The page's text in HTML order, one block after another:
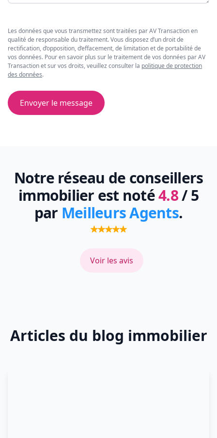
Les données que vous transmettez sont traitées par AV Transaction en
qualité de responsable du traitement. Vous disposez d’un droit de
rectification, d’opposition, d’effacement, de limitation et de portabilité de
vos données. Pour en savoir plus sur le traitement de vos données par AV
Transaction et sur vos droits, veuillez consulter la politique de protection
des données.
Envoyer le message
Notre réseau de conseillers
immobilier est noté4.8/ 5
par Meilleurs Agents.
Voir les avis
Articles du blog immobilier